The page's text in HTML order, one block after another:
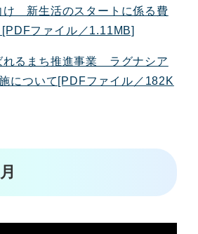
け 新生活のスタートに係る費
ファイル／1.11MB]
れるまち推進事業 ラグナシア
について[PDFファイル／182K